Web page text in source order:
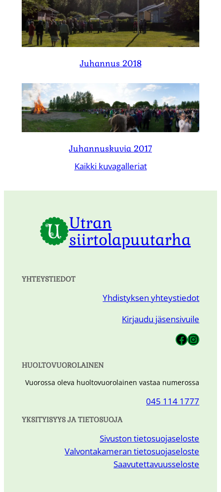
Juhannus 2018
Juhannuskuvia 2017
Kaikki kuvagalleriat
Utran
siirtolapuutarha
YHTEYSTIEDOT
Yhdistyksen yhteystiedot
Kirjaudu jäsensivuile
Utran Siirtolapuutarha Utran Siirtolapuutarha
HUOLTOVUOROLAINEN
Vuorossa oleva huoltovuorolainen vastaa numerossa
045 114 1777
YKSITYISYYS JA TIETOSUOJA
Sivuston tietosuojaseloste
Valvontakameran tietosuojaseloste
Saavutettavuusseloste